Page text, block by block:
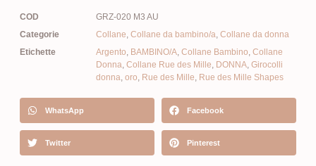
COD
GRZ-020 M3 AU
Categorie
Collane, Collane da bambino/a, Collane da donna
Etichette
Argento, BAMBINO/A, Collane Bambino, Collane
Donna, Collane Rue des Mille, DONNA, Girocolli
donna, oro, Rue des Mille, Rue des Mille Shapes
WhatsApp Facebook
Twitter Pinterest